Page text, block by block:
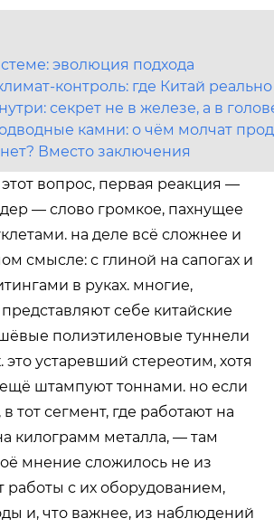
эволюция подхода
контроль: где Китай
секрет не в железе, а в
камни: о чём молчат
Вместо заключения
вопрос, первая реакция —
— слово громкое, пахнущее
на деле всё сложнее и
смысле: с глиной на сапогах и
в руках. многие,
себе китайские
полиэтиленовые туннели
это устаревший стереотим, хотя
ещё штампуют тоннами. но если
тот сегмент, где работают на
килограмм металла, — там
мнение сложилось не из
работы с их оборудованием,
и, что важнее, из наблюдений